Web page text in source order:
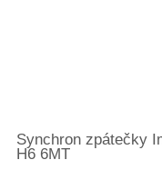
Synchron zpátečky
H6 6MT